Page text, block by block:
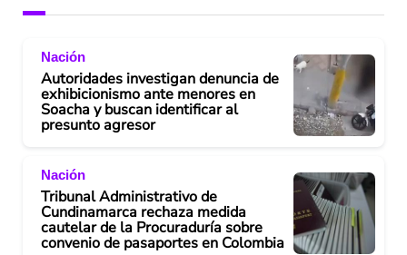
Nación
Autoridades investigan denuncia de
exhibicionismo ante menores en
Soacha y buscan identificar al
presunto agresor
Nación
Tribunal Administrativo de
Cundinamarca rechaza medida
cautelar de la Procuraduría sobre
convenio de pasaportes en Colombia